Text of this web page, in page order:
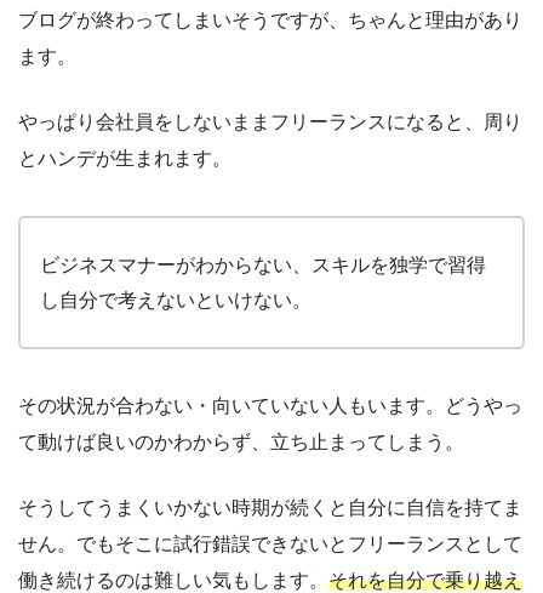
ブログが終わってしまいそうですが、ちゃんと理由があり
ます。
やっぱり会社員をしないままフリーランスになると、周り
とハンデが生まれます。
ビジネスマナーがわからない、スキルを独学で習得
し自分で考えないといけない。
その状況が合わない・向いていない人もいます。どうやっ
て動けば良いのかわからず、立ち止まってしまう。
そうしてうまくいかない時期が続くと自分に自信を持てま
せん。でもそこに試行錯誤できないとフリーランスとして
働き続けるのは難しい気もします。 それを自分で乗り越え